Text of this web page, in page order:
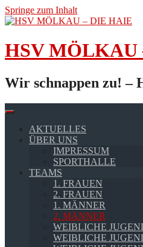
Springe zum Inhalt
HSV MÖLKAU
Wir schnappen zu! –
AKTUELLES
ÜBER UNS
IMPRESSUM
SPORTHALLE
TEAMS
1. FRAUEN
2. FRAUEN
1. MÄNNER
2. MÄNNER
WEIBLICHE
WEIBLICHE